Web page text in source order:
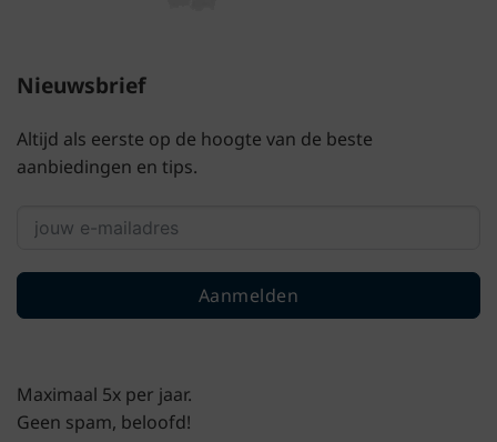
Nieuwsbrief
Altijd als eerste op de hoogte van de beste
aanbiedingen en tips.
Aanmelden
Maximaal 5x per jaar.
Geen spam, beloofd!